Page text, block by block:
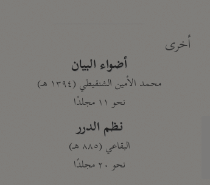
أخرى
أضواء البيان
محمد الأمين الشنقيطي (١٣٩٤ هـ)
نحو ١١ مجلدًا
نظم الدرر
البقاعي (٨٨٥ هـ)
نحو ٢٠ مجلدًا